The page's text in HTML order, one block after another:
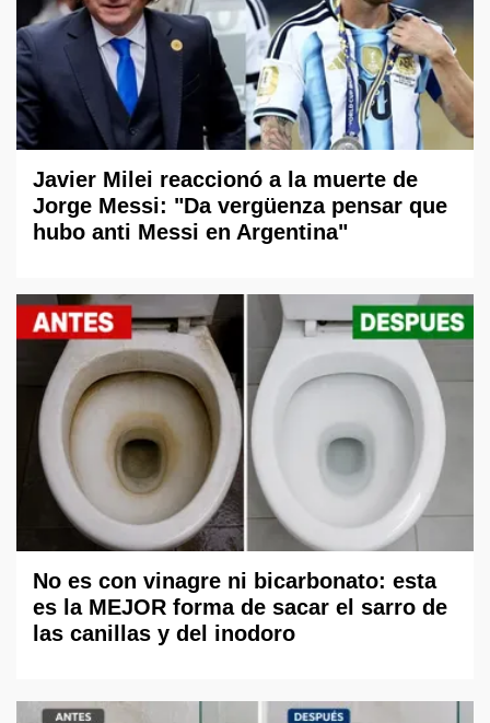
Javier Milei reaccionó a la muerte de
Jorge Messi: "Da vergüenza pensar que
hubo anti Messi en Argentina"
No es con vinagre ni bicarbonato: esta
es la MEJOR forma de sacar el sarro de
las canillas y del inodoro